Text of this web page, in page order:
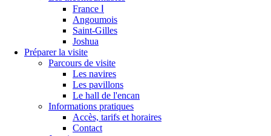
France Ⅰ
Angoumois
Saint-Gilles
Joshua
Préparer la visite
Parcours de visite
Les navires
Les pavillons
Le hall de l'encan
Informations pratiques
Accès, tarifs et horaires
Contact